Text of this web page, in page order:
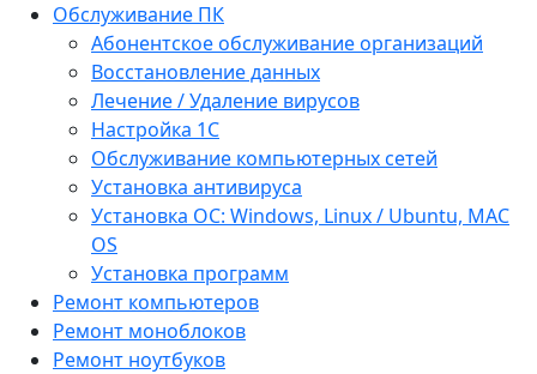
Обслуживание ПК
Абонентское обслуживание организаций
Восстановление данных
Лечение / Удаление вирусов
Настройка 1С
Обслуживание компьютерных сетей
Установка антивируса
Установка ОС: Windows, Linux / Ubuntu, МАС
OS
Установка программ
Ремонт компьютеров
Ремонт моноблоков
Ремонт ноутбуков